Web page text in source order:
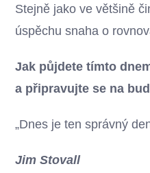
Stejně jako ve většině
úspěchu snaha o
Jak půjdete tímto
a připravujte se na
„Dnes je ten správný
Jim Stovall